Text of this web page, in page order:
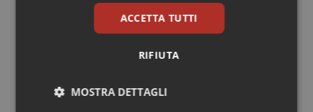
nozze dignitoso.
mi dà problemi, prima di mettermi a smontare il motore
ACCETTA TUTTI
RIFIUTA
MOSTRA DETTAGLI